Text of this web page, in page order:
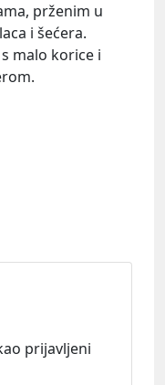
prženim u
i šećera.
malo korice i
prijavljeni